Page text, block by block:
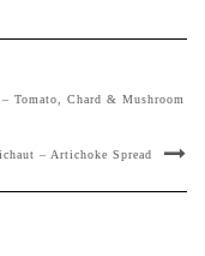
Tomato, Chard & Mushroom
– Artichoke Spread